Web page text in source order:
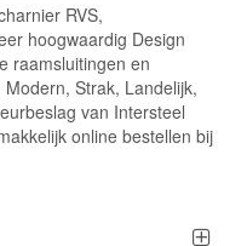
RVS,
hoogwaardig Design
raamsluitingen en
Strak, Landelijk,
van Intersteel
online bestellen bij